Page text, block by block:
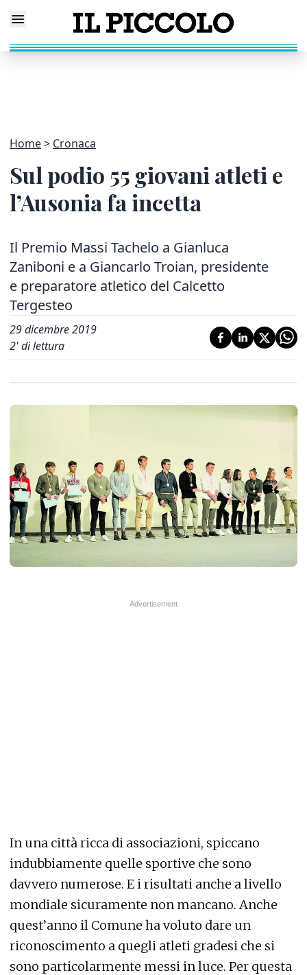
Home Cronaca
Sul podio 55 giovani atleti e
l’Ausonia fa incetta
Il Premio Massi Tachelo a Gianluca
Zaniboni e a Giancarlo Troian, presidente
e preparatore atletico del Calcetto
Tergesteo
29 dicembre 2019
2' di lettura
In una città ricca di associazioni, spiccano
indubbiamente quelle sportive che sono
davvero numerose. E i risultati anche a livello
mondiale sicuramente non mancano. Anche
quest’anno il Comune ha voluto dare un
riconoscimento a quegli atleti gradesi che si
sono particolarmente messi in luce. Per questa